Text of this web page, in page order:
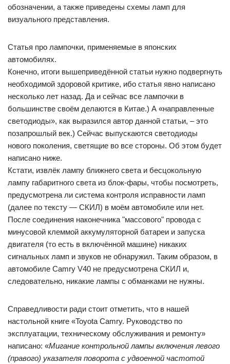
обозначении, а также приведены схемы ламп для
визуального представления.
Статья про лампочки, применяемые в японских
автомобилях.
Конечно, итоги вышеприведённой статьи нужно подвергнуть
необходимой здоровой критике, ибо статья явно написано
несколько лет назад. Да и сейчас все лампочки в
большинстве своём делаются в Китае.) А «направленные
светодиоды», как выразился автор данной статьи, – это
позапрошлый век.) Сейчас выпускаются светодиоды
нового поколения, светящие во все стороны. Об этом будет
написано ниже.
Кстати, извлёк лампу ближнего света и бесцокольную
лампу габаритного света из блок-фары, чтобы посмотреть,
предусмотрена ли система контроля исправности ламп
(далее по тексту — СКИЛ) в моём автомобиле или нет.
После соединения наконечника "массового" провода с
минусовой клеммой аккумуляторной батареи и запуска
двигателя (то есть в включённой машине) никаких
сигнальных ламп и звуков не обнаружил. Таким образом, в
автомобиле Camry V40 не предусмотрена СКИЛ и,
следовательно, никакие лампы с обманками не нужны.
Справедливости ради стоит отметить, что в нашей
настольной книге «Toyota Camry. Руководство по
эксплуатации, техническому обслуживания и ремонту»
написано: «Мигание контрольной лампы включения левого
(правого) указателя поворота с удвоенной частотой